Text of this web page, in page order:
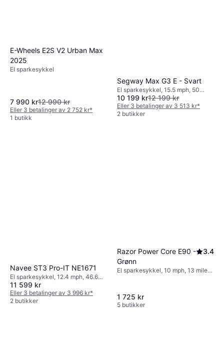
E-Wheels E2S V2 Urban Max
2025
El sparkesykkel
7 990 kr12 990 kr
Eller 3 betalinger av 2 752 kr*
1 butikk
Segway Max G3 E - Svart
El sparkesykkel, 15.5 mph, 50
miles Rekkevidde
10 199 kr12 199 kr
Eller 3 betalinger av 3 513 kr*
2 butikker
Navee ST3 Pro-IT NE1671
El sparkesykkel, 12.4 mph, 46.6
miles Rekkevidde
11 599 kr
Eller 3 betalinger av 3 996 kr*
2 butikker
Razor Power Core E90 -
Grønn
3.4
El sparkesykkel, 10 mph, 13 miles
1 725 kr
5 butikker